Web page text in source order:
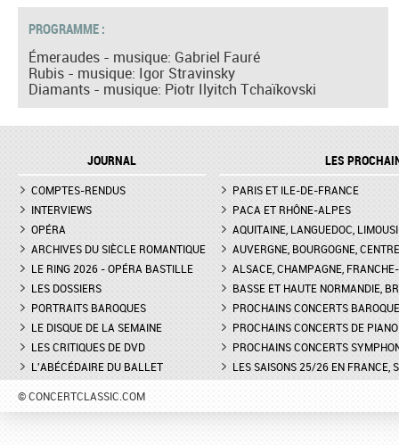
PROGRAMME :
Émeraudes - musique: Gabriel Fauré
Rubis - musique: Igor Stravinsky
Diamants - musique: Piotr Ilyitch Tchaïkovski
JOURNAL
COMPTES-RENDUS
INTERVIEWS
OPÉRA
ARCHIVES DU SIÈCLE ROMANTIQUE
LE RING 2026 - OPÉRA BASTILLE
LES DOSSIERS
PORTRAITS BAROQUES
LE DISQUE DE LA SEMAINE
LES CRITIQUES DE DVD
L'ABÉCÉDAIRE DU BALLET
LES
PARIS ET ILE-DE-FRANCE
PACA ET RHÔNE-ALPES
AQUITAINE, LANGUEDOC,
AUVERGNE, BOURGOGNE, CENTRE
ALSACE, CHAMPAGNE,
BASSE ET HAUTE NORMANDIE,
PROCHAINS CONCERTS
PROCHAINS CONCERTS DE PIANO
PROCHAINS CONCERTS
LES SAISONS 25/26 EN FRANCE,
© CONCERTCLASSIC.COM